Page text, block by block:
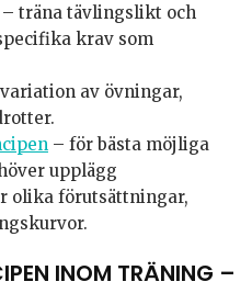
– träna tävlingslikt och
krav som
av övningar,
– för bästa möjliga
upplägg
olika förutsättningar,
INOM TRÄNING –